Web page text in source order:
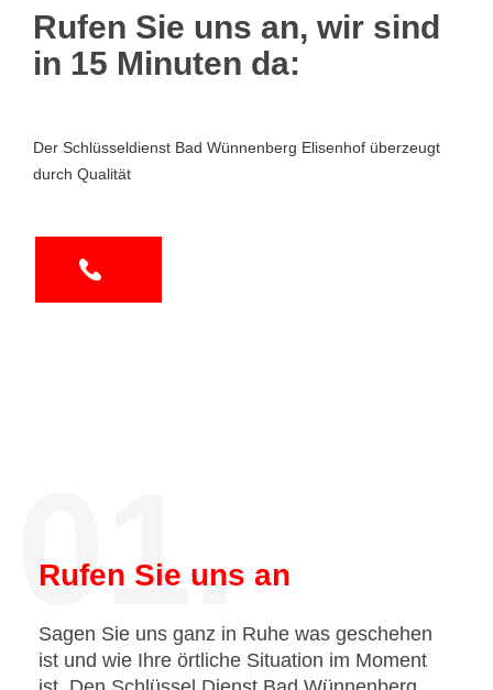
Rufen Sie uns an, wir sind
in 15 Minuten da:
Der Schlüsseldienst Bad Wünnenberg Elisenhof überzeugt
durch Qualität
01.
Rufen Sie uns an
Sagen Sie uns ganz in Ruhe was geschehen
ist und wie Ihre örtliche Situation im Moment